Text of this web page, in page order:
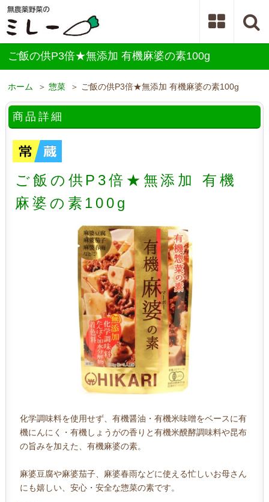
ご飯の供P3倍★無添加 有機麻婆の素100g
ホーム ＞惣菜 ＞ ご飯の供P3倍★無添加 有機麻婆の素100g
商品詳細
ご飯の供P3倍★無添加 有機
麻婆の素100g
化学調味料を使用せず、有機醤油・有機米味噌をベースに有
機にんにく・有機しょうがの香りと有機米醗酵調味料や昆布
の旨みを加えた、有機麻婆の素。
麻婆豆腐や麻婆茄子、麻婆春雨などに使える忙しいお母さん
にも嬉しい、安心・安全な惣菜の素です。